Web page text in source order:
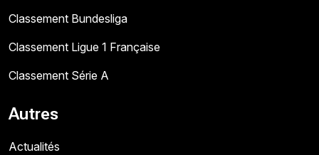
Classement Bundesliga
Classement Ligue 1 Française
Classement Série A
Autres
Actualités